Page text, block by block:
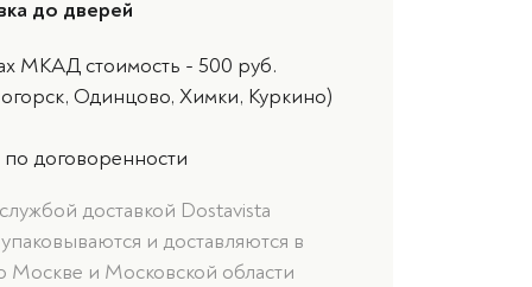
до дверей
МКАД стоимость - 500 руб.
Одинцово, Химки, Куркино)
договоренности
доставкой Dostavista
и доставляются в
Москве и Московской области